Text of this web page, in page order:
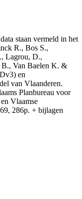
staan vermeld in het
R., Bos S.,
Lagrou, D.,
B., Van Baelen K. &
en
van Vlaanderen.
Planbureau voor
Vlaamse
286p. + bijlagen